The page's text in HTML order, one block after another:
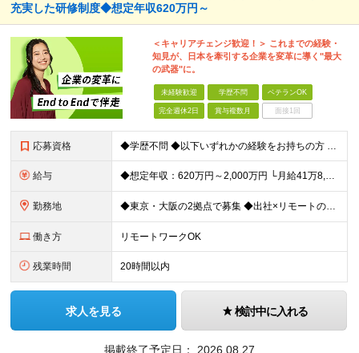
充実した研修制度◆想定年収620万円～
＜キャリアチェンジ歓迎！＞ これまでの経験・
知見が、日本を牽引する企業を変革に導く"最大
の武器"に。
未経験歓迎 学歴不問 ベテランOK
完全週休2日 賞与複数月 面接1回
応募資格 ◆学歴不問 ◆以下いずれかの経験をお持ちの方 ・コンサルティングファームでの実務経験 ・SEとしての実務経験（要件定義などの上流工程を想定） ・事業会社でのプロジェクトの推進経験 └経営企画、事業企画
給与 ◆想定年収：620万円～2,000万円 └月給41万8,000円〜160万8,400円＋賞与 ※月給には、固定残業代（12万1,700円〜24万2,700円／1ヶ月あたり50時間分）を含みます 固
勤務地 ◆東京・大阪の2拠点で募集 ◆出社×リモートのハイブリッドワークOK 【東京｜二重橋オフィス】 東京都千代田区丸の内3-2-3 丸の内二重橋ビルディング 【大阪オフィス】 大阪府大阪市中央区今橋4
働き方 リモートワークOK
残業時間 20時間以内
求人を見る 検討中に入れる
掲載終了予定日： 2026.08.27